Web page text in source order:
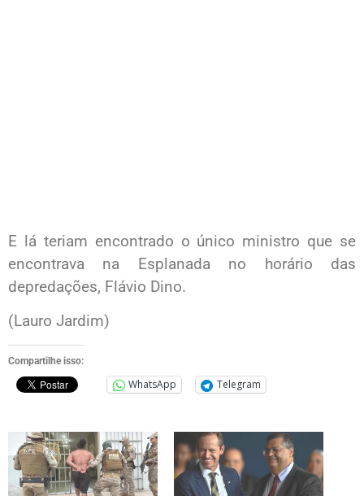
E lá teriam encontrado o único ministro que se
encontrava na Esplanada no horário das
depredações, Flávio Dino.
(Lauro Jardim)
Compartilhe isso:
WhatsApp Telegram